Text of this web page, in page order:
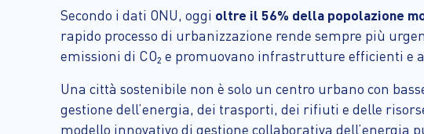
Secondo i dati ONU, oggi oltre il 56% della popolazione
rapido processo di urbanizzazione rende sempre più
emissioni di CO₂ e promuovano infrastrutture efficienti e
Una città sostenibile non è solo un centro urbano con
gestione dell’energia, dei trasporti, dei rifiuti e delle
modello innovativo di gestione collaborativa dell’energia